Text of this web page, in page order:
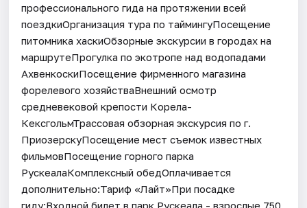
профессионального гида на протяжении всей
поездкиОрганизация тура по таймингуПосещение
питомника хаскиОбзорные экскурсии в городах на
маршрутеПрогулка по экотропе над водопадами
АхвенкоскиПосещение фирменного магазина
форелевого хозяйстваВнешний осмотр
средневековой крепости Корела-
КексгольмТрассовая обзорная экскурсия по г.
ПриозерскуПосещение мест съемок известных
фильмовПосещение горного парка
РускеалаКомплексный обедОплачивается
дополнительно:Тариф «Лайт»При посадке
гиду:Входной билет в парк Рускеала - взрослые 750